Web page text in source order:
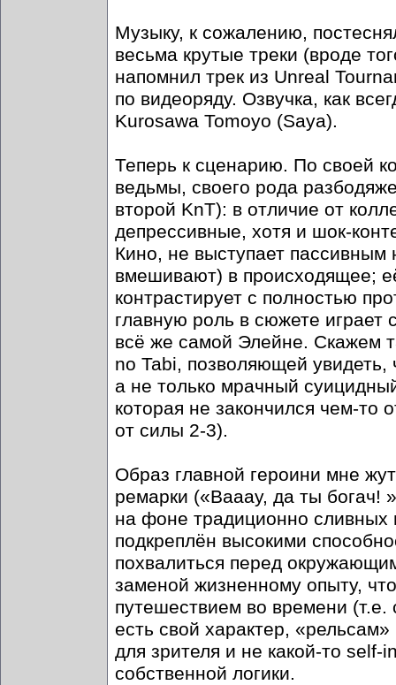
Музыку, к сожалению,
весьма крутые треки (вроде
напомнил трек из Unreal
по видеоряду. Озвучка, как
Kurosawa Tomoyo (Saya).
Теперь к сценарию. По своей
ведьмы, своего рода
второй KnT): в отличие от
депрессивные, хотя и шок-
Кино, не выступает
вмешивают) в происходящее;
контрастирует с полностью
главную роль в сюжете играет
всё же самой Элейне. Скажем
no Tabi, позволяющей
а не только мрачный
которая не закончился чем-то
от силы 2-3).
Образ главной героини мне
ремарки («Вааау, да ты богач!
на фоне традиционно сливных
подкреплён высокими
похвалиться перед
заменой жизненному опыту,
путешествием во времени
есть свой характер,
для зрителя и не какой-то
собственной логики.